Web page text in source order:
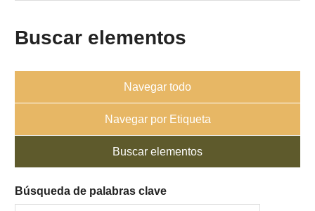
Buscar elementos
Navegar todo
Navegar por Etiqueta
Buscar elementos
Búsqueda de palabras clave